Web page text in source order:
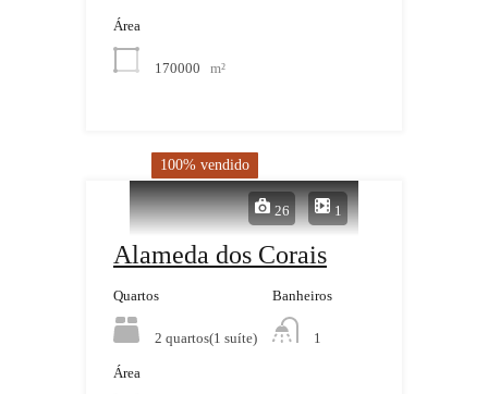
Área
170000 m²
26 1
100% vendido
Alameda dos Corais
Quartos
2 quartos(1 suíte)
Banheiros
1
Área